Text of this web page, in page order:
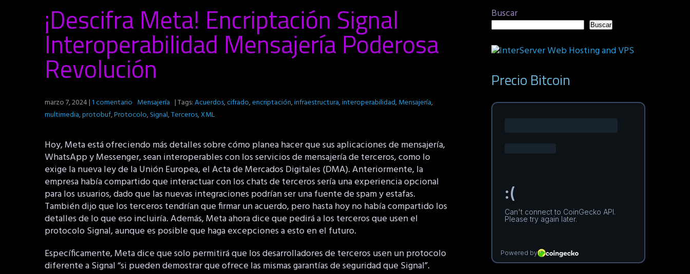
¡Descifra Meta! Encriptación Signal
Interoperabilidad Mensajería Poderosa
Revolución
marzo 7, 2024|1 comentario Mensajería | Tags:Acuerdos,cifrado,encriptación,infraestructura,interoperabilidad,Mensajería,
multimedia,protobuf,Protocolo,Signal,Terceros,XML
Hoy, Meta está ofreciendo más detalles sobre cómo planea hacer que sus aplicaciones de mensajería,
WhatsApp y Messenger, sean interoperables con los servicios de mensajería de terceros, como lo
exige la nueva ley de la Unión Europea, el Acta de Mercados Digitales (DMA). Anteriormente, la
empresa había compartido que interactuar con los chats de terceros sería una experiencia opcional
para los usuarios, dado que las nuevas integraciones podrían ser una fuente de spam y estafas.
También dijo que los terceros tendrían que firmar un acuerdo, pero hasta hoy no había compartido los
detalles de lo que eso incluiría. Además, Meta ahora dice que pedirá a los terceros que usen el
protocolo Signal, aunque es posible que haga excepciones a esto en el futuro.
Específicamente, Meta dice que solo permitirá que los desarrolladores de terceros usen un protocolo
diferente a Signal “si pueden demostrar que ofrece las mismas garantías de seguridad que Signal”.
Buscar
Buscar
Precio Bitcoin